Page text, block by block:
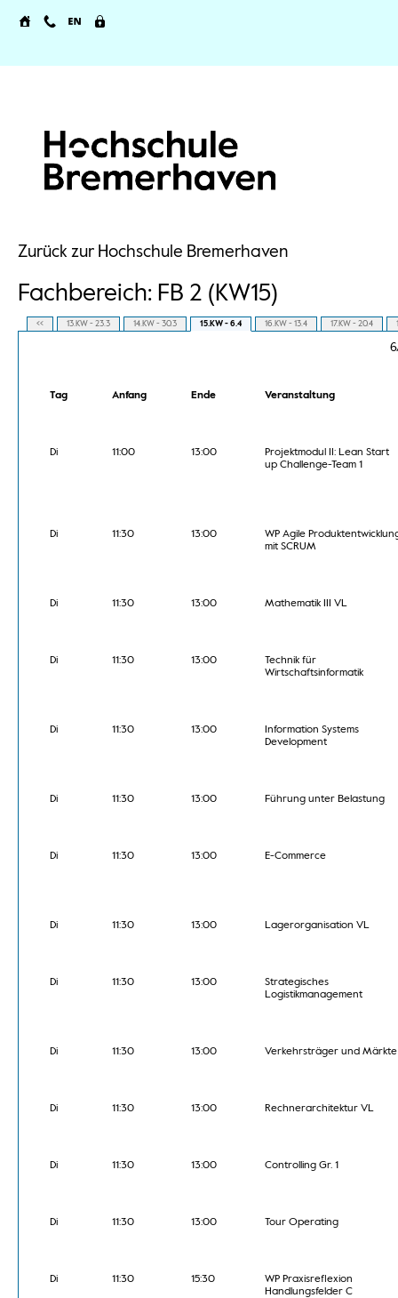
Zurück zur Hochschule Bremerhaven
Fachbereich: FB 2 (KW15)
<< 13.KW - 23.3 14.KW - 30.3 15.KW - 6.4 16.KW - 13.4 17.KW - 20.4
Tag Anfang Ende Veranstaltung
Di 11:00 13:00
Projektmodul II: Lean Start
up Challenge-Team 1
Di 11:30 13:00
WP Agile
mit SCRUM
Di 11:30 13:00 Mathematik III VL
Di 11:30 13:00
Technik für
Wirtschaftsinformatik
Di 11:30 13:00
Information Systems
Development
Di 11:30 13:00 Führung unter Belastung
Di 11:30 13:00 E-Commerce
Di 11:30 13:00 Lagerorganisation VL
Di 11:30 13:00
Strategisches
Logistikmanagement
Di 11:30 13:00 Verkehrsträger und Märkte
Di 11:30 13:00 Rechnerarchitektur VL
Di 11:30 13:00 Controlling Gr. 1
Di 11:30 13:00 Tour Operating
Di 11:30 15:30
WP Praxisreflexion
Handlungsfelder C